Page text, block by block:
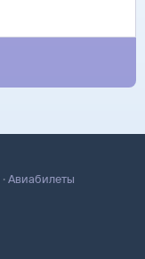
·Авиабилеты